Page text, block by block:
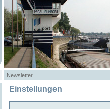
Newsletter
Einstellungen